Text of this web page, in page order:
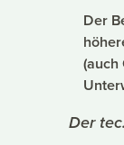
Der
(auch
Der